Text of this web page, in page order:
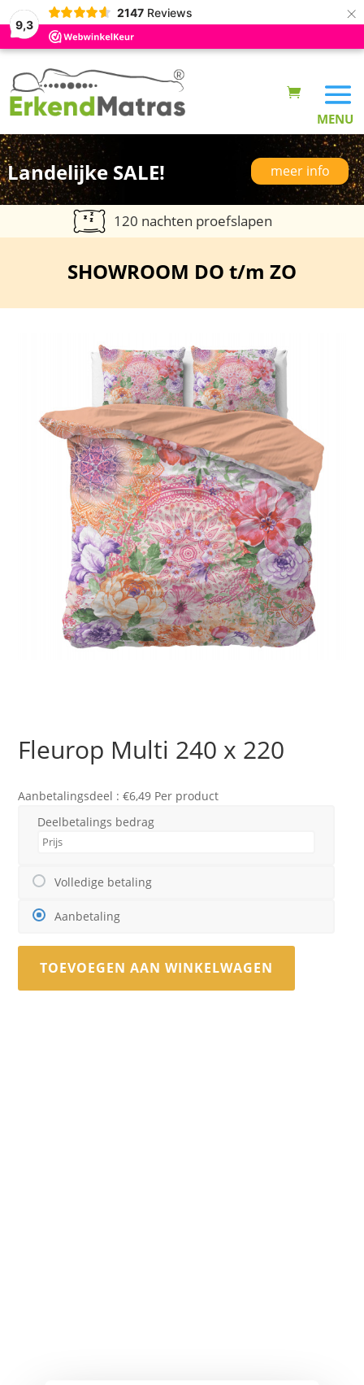
9,3
2147 Reviews ×
Landelijke SALE! meer info
120 nachten proefslapen
SHOWROOM DO t/m ZO
Fleurop Multi 240 x 220
Aanbetalingsdeel :€6,49 Per product
Deelbetalings bedrag
Volledige betaling
Aanbetaling
TOEVOEGEN AAN WINKELWAGEN